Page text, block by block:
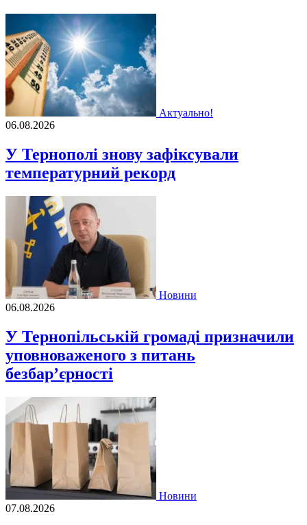
Актуально!
06.08.2026
У Тернополі знову зафіксували
температурний рекорд
Новини
06.08.2026
У Тернопільській громаді призначили
уповноваженого з питань
безбар’єрності
Новини
07.08.2026